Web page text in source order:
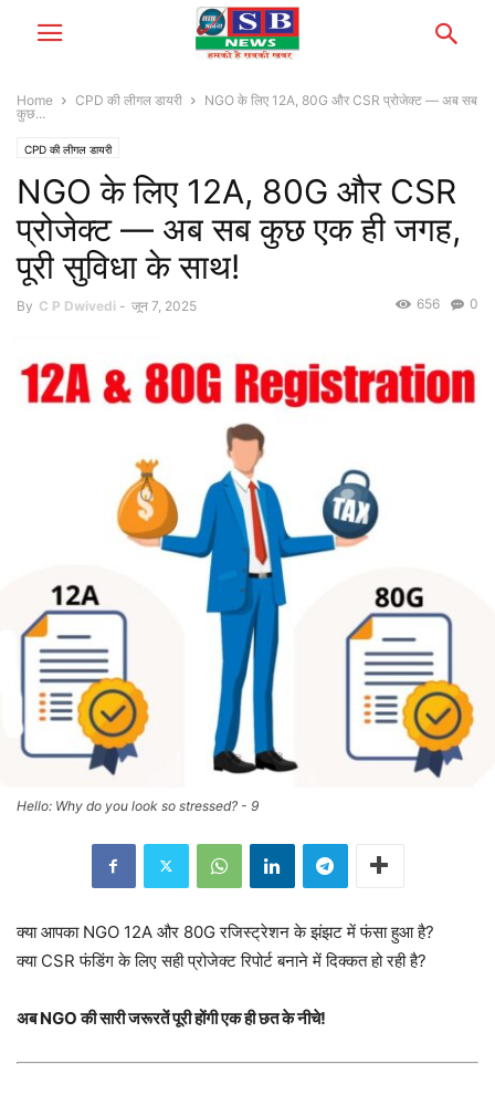
Home CPD की लीगल डायरी
NGO के लिए 12A, 80G और CSR प्रोजेक्ट — अब सब
कुछ...
CPD की लीगल डायरी
NGO के लिए 12A, 80G और CSR
प्रोजेक्ट — अब सब कुछ एक ही जगह,
पूरी सुविधा के साथ!
By C P Dwivedi - जून 7, 2025 0
656
Hello: Why do you look so stressed? - 9
क्या आपका NGO 12A और 80G रजिस्ट्रेशन के झंझट में फंसा हुआ है?
क्या CSR फंडिंग के लिए सही प्रोजेक्ट रिपोर्ट बनाने में दिक्कत हो रही है?
अब NGO की सारी जरूरतें पूरी होंगी एक ही छत के नीचे!